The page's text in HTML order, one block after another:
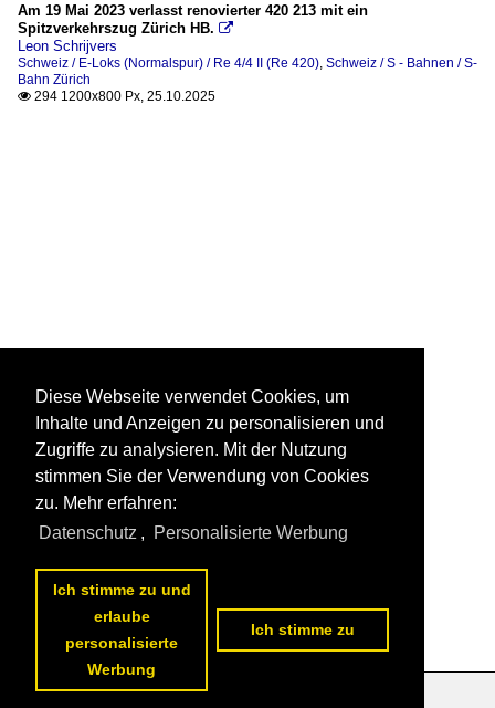
Am 19 Mai 2023 verlasst renovierter 420 213 mit ein
Spitzverkehrszug Zürich HB. 
Leon Schrijvers
Schweiz / E-Loks (Normalspur) / Re 4/4 II (Re 420), Schweiz / S - Bahnen / S-
Bahn Zürich
 294 1200x800 Px, 25.10.2025
Diese Webseite verwendet Cookies, um
Inhalte und Anzeigen zu personalisieren und
Zugriffe zu analysieren. Mit der Nutzung
stimmen Sie der Verwendung von Cookies
zu. Mehr erfahren:
Datenschutz , Personalisierte Werbung
Ich stimme zu und
erlaube
personalisierte
Werbung
Ich stimme zu